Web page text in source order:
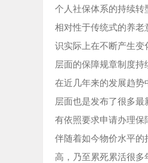
个人社保体系的持续转
相对性于传统式的养
识实际上在不断产生
层面的保障规章制度持
在近几年来的发展趋
层面也是发布了很多
有依照要求申请办理保
伴随着如今物价水平
高，乃至累死累活很